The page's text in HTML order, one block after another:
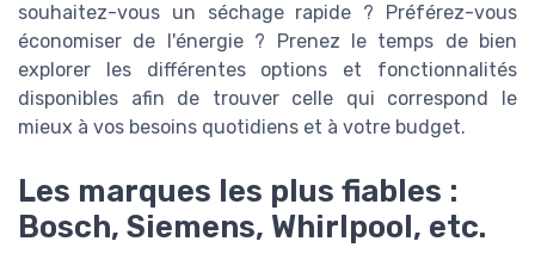
souhaitez-vous un séchage rapide ? Préférez-vous
économiser de l'énergie ? Prenez le temps de bien
explorer les différentes options et fonctionnalités
disponibles afin de trouver celle qui correspond le
mieux à vos besoins quotidiens et à votre budget.
Les marques les plus fiables :
Bosch, Siemens, Whirlpool, etc.